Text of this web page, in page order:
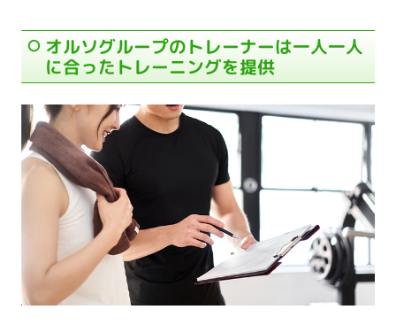
オルソグループのトレーナーは一人一人
に合ったトレーニングを提供